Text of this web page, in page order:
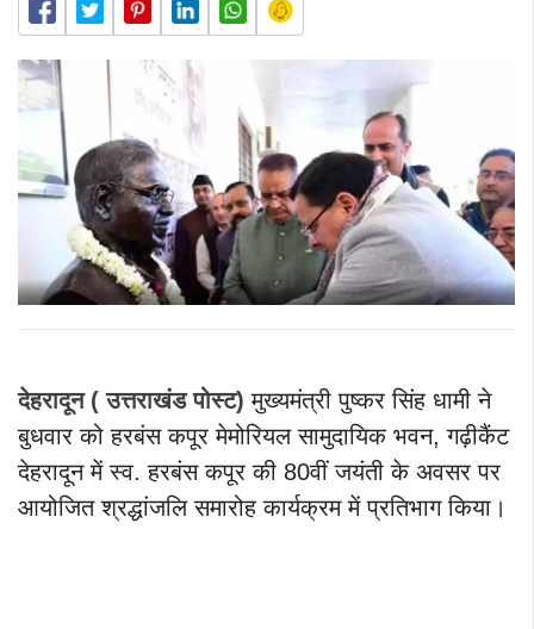
देहरादून ( उत्तराखंड पोस्ट) मुख्यमंत्री पुष्कर सिंह धामी ने
बुधवार को हरबंस कपूर मेमोरियल सामुदायिक भवन, गढ़ीकैंट
देहरादून में स्व. हरबंस कपूर की 80वीं जयंती के अवसर पर
आयोजित श्रद्धांजलि समारोह कार्यक्रम में प्रतिभाग किया।